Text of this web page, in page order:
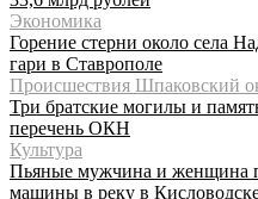
Экономика
Горение стерни около села
гари в Ставрополе
Происшествия Шпаковский
Три братские могилы и
перечень ОКН
Культура
Пьяные мужчина и женщина
машины в реку в